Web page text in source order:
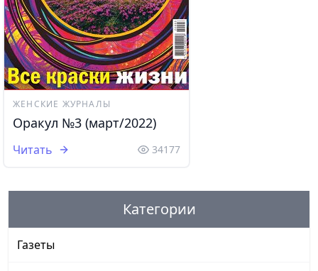
ЖЕНСКИЕ ЖУРНАЛЫ
Оракул №3 (март/2022)
Читать 34177
Категории
Газеты